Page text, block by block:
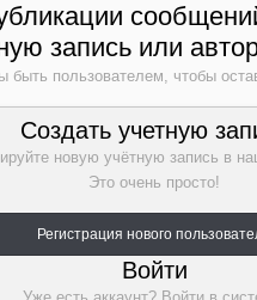
запись или
быть пользователем, чтобы
Создать учетную
новую учётную запись в
Это очень просто!
Регистрация нового
Войти